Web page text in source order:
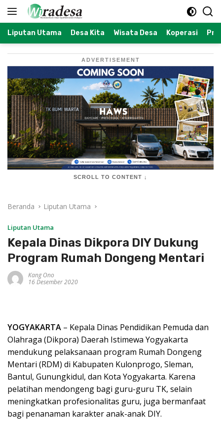
Langsung
Liputan Utama Desa Kita Wisata Desa Koperasi
ADVERTISEMENT
SCROLL TO CONTENT ↓
Beranda Liputan Utama
Liputan Utama
Kepala Dinas Dikpora DIY Dukung
Program Rumah Dongeng Mentari
Kang Ono
16 Desember 2020
YOGYAKARTA – Kepala Dinas Pendidikan Pemuda dan
Olahraga (Dikpora) Daerah Istimewa Yogyakarta
mendukung pelaksanaan program Rumah Dongeng
Mentari (RDM) di Kabupaten Kulonprogo, Sleman,
Bantul, Gunungkidul, dan Kota Yogyakarta. Karena
pelatihan mendongeng bagi guru-guru TK, selain
meningkatkan profesionalitas guru, juga bermanfaat
bagi penanaman karakter anak-anak DIY.